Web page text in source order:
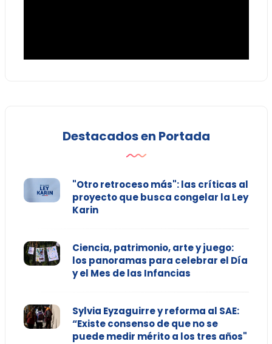
Destacados en Portada
"Otro retroceso más": las críticas al
proyecto que busca congelar la Ley
Karin
Ciencia, patrimonio, arte y juego:
los panoramas para celebrar el Día
y el Mes de las Infancias
Sylvia Eyzaguirre y reforma al SAE:
“Existe consenso de que no se
puede medir mérito a los tres años"